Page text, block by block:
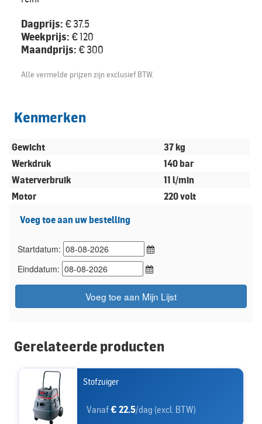
Dagprijs: € 37.5
Weekprijs: € 120
Maandprijs: € 300
Alle vermelde prijzen zijn exclusief BTW.
Kenmerken
Gewicht
37 kg
Werkdruk
140 bar
Waterverbruik
11 l/min
Motor
220 volt
Voeg toe aan uw bestelling
Startdatum:
Einddatum:
Voeg toe aan Mijn Lijst
Gerelateerde producten
Stofzuiger
Vanaf€ 22.5/dag (excl. BTW)